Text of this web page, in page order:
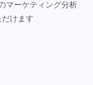
マーケティング分析
だけます